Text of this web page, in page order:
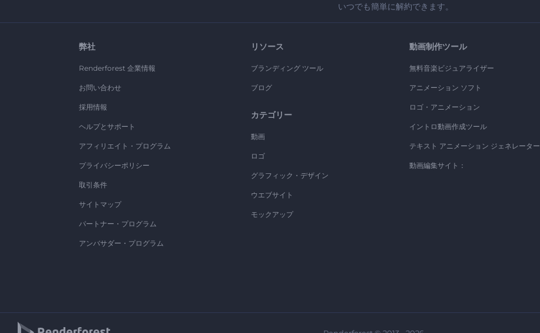
いつでも簡単に解約できます。
弊社
Renderforest 企業情報
お問い合わせ
採用情報
ヘルプとサポート
アフィリエイト・プログラム
プライバシーポリシー
取引条件
サイトマップ
パートナー・プログラム
アンバサダー・プログラム
リソース
ブランディング ツール
ブログ
カテゴリー
動画
ロゴ
グラフィック・デザイン
ウエブサイト
モックアップ
動画制作ツール
無料音楽ビジュアライザー
アニメーション ソフト
ロゴ・アニメーション
イントロ動画作成ツール
テキスト アニメーション ジェネレーター
動画編集サイト：